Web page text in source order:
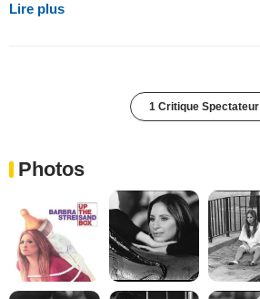
Lire plus
1 Critique Spectateur
Photos